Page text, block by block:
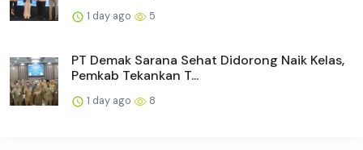
1 day ago 5
PT Demak Sarana Sehat Didorong Naik Kelas,
Pemkab Tekankan T...
1 day ago 8